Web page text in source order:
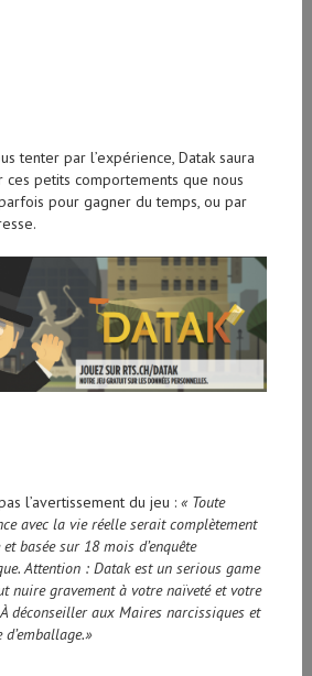
tenter par l’expérience, Datak saura
ces petits comportements que nous
pour gagner du temps, ou par
l’avertissement du jeu :« Toute
avec la vie réelle serait complètement
basée sur 18 mois d’enquête
Attention : Datak est un serious game
nuire gravement à votre naïveté et votre
déconseiller aux Maires narcissiques et